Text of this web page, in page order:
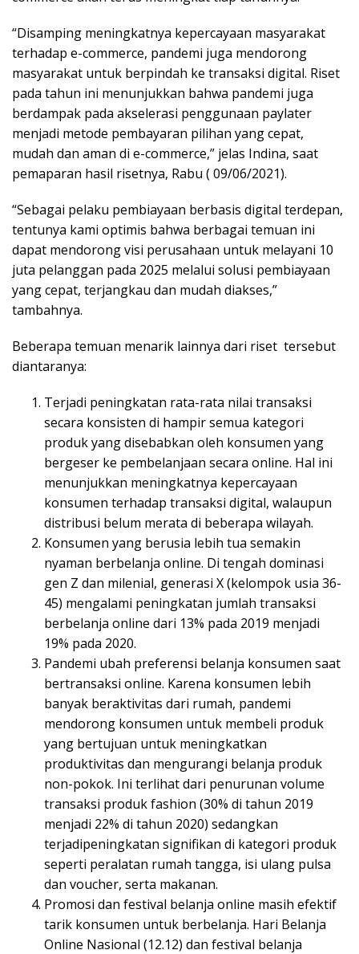
“Disamping meningkatnya kepercayaan masyarakat
terhadap e-commerce, pandemi juga mendorong
masyarakat untuk berpindah ke transaksi digital. Riset
pada tahun ini menunjukkan bahwa pandemi juga
berdampak pada akselerasi penggunaan paylater
menjadi metode pembayaran pilihan yang cepat,
mudah dan aman di e-commerce,” jelas Indina, saat
pemaparan hasil risetnya, Rabu ( 09/06/2021).
“Sebagai pelaku pembiayaan berbasis digital terdepan,
tentunya kami optimis bahwa berbagai temuan ini
dapat mendorong visi perusahaan untuk melayani 10
juta pelanggan pada 2025 melalui solusi pembiayaan
yang cepat, terjangkau dan mudah diakses,”
tambahnya.
Beberapa temuan menarik lainnya dari riset tersebut
diantaranya:
Terjadi peningkatan rata-rata nilai transaksi
secara konsisten di hampir semua kategori
produk yang disebabkan oleh konsumen yang
bergeser ke pembelanjaan secara online. Hal ini
menunjukkan meningkatnya kepercayaan
konsumen terhadap transaksi digital, walaupun
distribusi belum merata di beberapa wilayah.
Konsumen yang berusia lebih tua semakin
nyaman berbelanja online. Di tengah dominasi
gen Z dan milenial, generasi X (kelompok usia 36-
45) mengalami peningkatan jumlah transaksi
berbelanja online dari 13% pada 2019 menjadi
19% pada 2020.
Pandemi ubah preferensi belanja konsumen saat
bertransaksi online. Karena konsumen lebih
banyak beraktivitas dari rumah, pandemi
mendorong konsumen untuk membeli produk
yang bertujuan untuk meningkatkan
produktivitas dan mengurangi belanja produk
non-pokok. Ini terlihat dari penurunan volume
transaksi produk fashion (30% di tahun 2019
menjadi 22% di tahun 2020) sedangkan
terjadipeningkatan signifikan di kategori produk
seperti peralatan rumah tangga, isi ulang pulsa
dan voucher, serta makanan.
Promosi dan festival belanja online masih efektif
tarik konsumen untuk berbelanja. Hari Belanja
Online Nasional (12.12) dan festival belanja